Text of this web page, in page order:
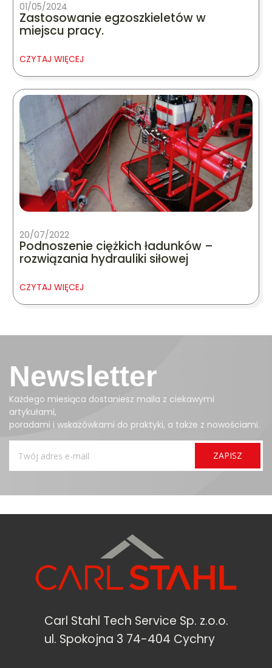
01/05/2024
Zastosowanie egzoszkieletów w
miejscu pracy.
CZYTAJ WIĘCEJ
20/07/2022
Podnoszenie ciężkich ładunków –
rozwiązania hydrauliki siłowej
CZYTAJ WIĘCEJ
Newsletter
Każdego miesiąca dostaniesz maila z ciekawymi
artykułami,
poradami i wskazówkami do praktyki, a także z nowościami.
Carl Stahl Tech Service Sp. z.o.o.
ul. Spokojna 3 74-404 Cychry